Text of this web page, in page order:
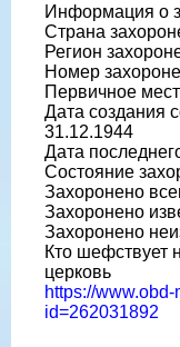
Информация о
Страна
Регион
Номер
Первичное
Дата создания
31.12.1944
Дата
Состояние
Захоронено
Захоронено
Захоронено
Кто шефствует
церковь
https://
id=262031892